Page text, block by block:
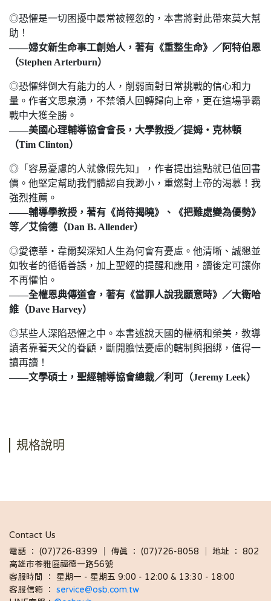
◎恐懼是一切困擾中最常被輕忽的，本書將對此帶來莫大幫
助！
——婦女新生命事工創始人，著有《重整生命》／阿特伯恩
（Stephen Arterburn）
◎恐懼絆倒大有能力的人，削弱面對日常挑戰的信心和力
量。作者文思泉湧，不禁領人回轉歸向上帝，更在這場爭霸
戰中大獲全勝。
——美國心理輔導協會會長，大學教授／提姆‧克林頓
（Tim Clinton）
◎「容易憂慮的人就像假先知」，作者提出這點就已值回書
價。他堅定幫助我們體認自我渺小，重燃對上帝的渴慕！我
強烈推薦。
——輔導學教授，著有《尚待揭曉》、《把難處變為優勢》
等／艾倫德（Dan B. Allender）
◎愛德華‧韋爾契深知人生為何會有憂慮。他清晰、誠懇並
如牧者的循循善誘，加上聖經的提醒和應用，讀後定可讓你
不再懼怕。
——全權恩典傳道會，著有《當罪人說我願意時》／大衛哈
維（Dave Harvey）
◎某些人深陷恐懼之中。本書述說天國的權柄和榮美，教導
讀者靠著天父的眷顧，斷開膽怯憂慮的轄制與捆綁，值得一
讀再讀！
——文學碩士，聖經輔導協會總裁／利可（Jeremy Leek）
規格說明
Contact Us
電話 ： (07)726-8399 │ 傳真 ： (07)726-8058 │ 地址 ： 802
高雄市苓雅區福德一路56號
客服時間 ： 星期一 - 星期五 9:00 - 12:00 & 13:30 - 18:00
客服信箱 ： service@osb.com.tw